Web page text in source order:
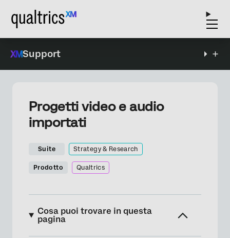
Support
Progetti video e audio
importati
Suite Strategy & Research
Prodotto Qualtrics
Cosa puoi trovare in questa
pagina